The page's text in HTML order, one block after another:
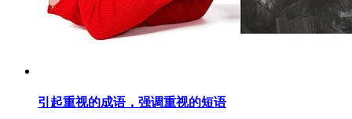
引起重视的成语，强调重视的短语